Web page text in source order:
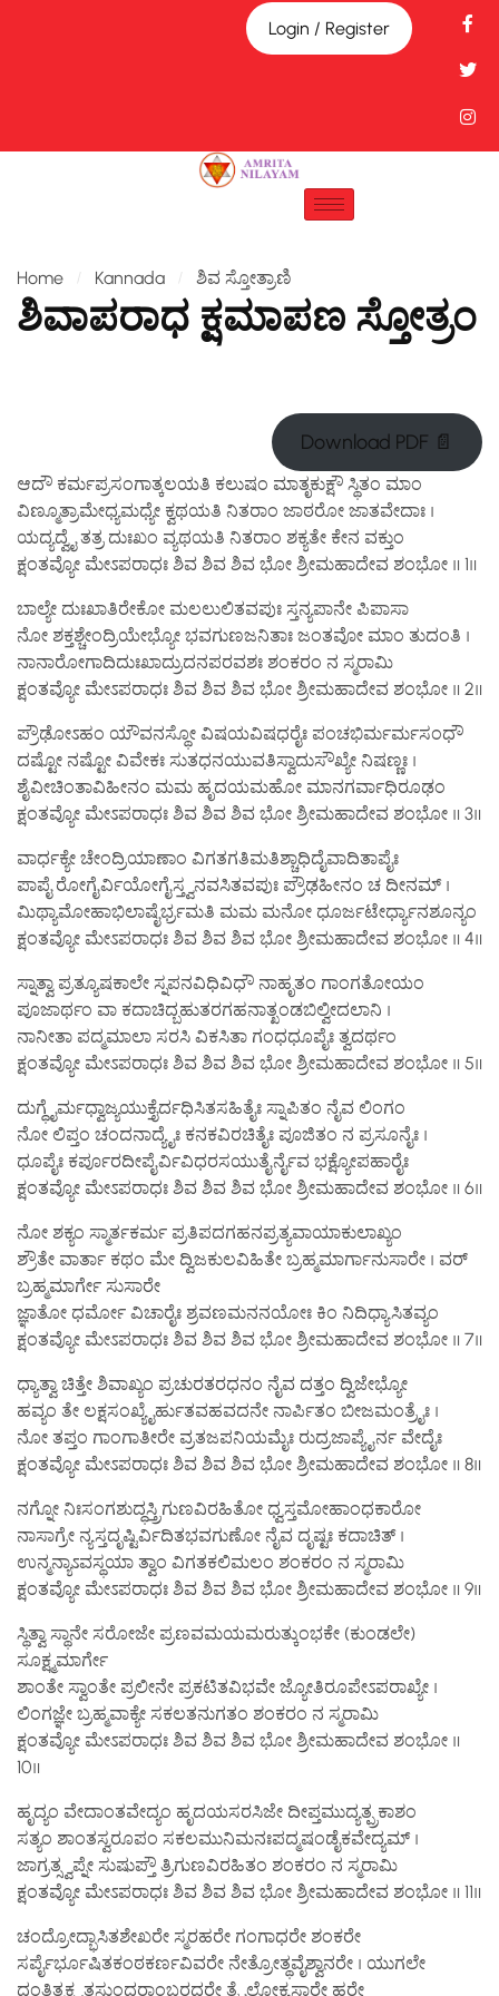
Login / Register
Home Kannada ಶಿವ ಸ್ತೋತ್ರಾಣಿ
ಶಿವಾಪರಾಧ ಕ್ಷಮಾಪಣ ಸ್ತೋತ್ರಂ
Download PDF 📄
ಆದೌ ಕರ್ಮಪ್ರಸಂಗಾತ್ಕಲಯತಿ ಕಲುಷಂ ಮಾತೃಕುಕ್ಷೌ ಸ್ಥಿತಂ ಮಾಂ
ವಿಣ್ಮೂತ್ರಾಮೇಧ್ಯಮಧ್ಯೇ ಕ್ವಥಯತಿ ನಿತರಾಂ ಜಾಠರೋ ಜಾತವೇದಾಃ ।
ಯದ್ಯದ್ವೈ ತತ್ರ ದುಃಖಂ ವ್ಯಥಯತಿ ನಿತರಾಂ ಶಕ್ಯತೇ ಕೇನ ವಕ್ತುಂ
ಕ್ಷಂತವ್ಯೋ ಮೇಽಪರಾಧಃ ಶಿವ ಶಿವ ಶಿವ ಭೋ ಶ್ರೀಮಹಾದೇವ ಶಂಭೋ ॥ 1॥
ಬಾಲ್ಯೇ ದುಃಖಾತಿರೇಕೋ ಮಲಲುಲಿತವಪುಃ ಸ್ತನ್ಯಪಾನೇ ಪಿಪಾಸಾ
ನೋ ಶಕ್ತಶ್ಚೇಂದ್ರಿಯೇಭ್ಯೋ ಭವಗುಣಜನಿತಾಃ ಜಂತವೋ ಮಾಂ ತುದಂತಿ ।
ನಾನಾರೋಗಾದಿದುಃಖಾದ್ರುದನಪರವಶಃ ಶಂಕರಂ ನ ಸ್ಮರಾಮಿ
ಕ್ಷಂತವ್ಯೋ ಮೇಽಪರಾಧಃ ಶಿವ ಶಿವ ಶಿವ ಭೋ ಶ್ರೀಮಹಾದೇವ ಶಂಭೋ ॥ 2॥
ಪ್ರೌಢೋಽಹಂ ಯೌವನಸ್ಥೋ ವಿಷಯವಿಷಧರೈಃ ಪಂಚಭಿರ್ಮರ್ಮಸಂಧೌ
ದಷ್ಟೋ ನಷ್ಟೋ ವಿವೇಕಃ ಸುತಧನಯುವತಿಸ್ವಾದುಸೌಖ್ಯೇ ನಿಷಣ್ಣಃ ।
ಶೈವೀಚಿಂತಾವಿಹೀನಂ ಮಮ ಹೃದಯಮಹೋ ಮಾನಗರ್ವಾಧಿರೂಢಂ
ಕ್ಷಂತವ್ಯೋ ಮೇಽಪರಾಧಃ ಶಿವ ಶಿವ ಶಿವ ಭೋ ಶ್ರೀಮಹಾದೇವ ಶಂಭೋ ॥ 3॥
ವಾರ್ಧಕ್ಯೇ ಚೇಂದ್ರಿಯಾಣಾಂ ವಿಗತಗತಿಮತಿಶ್ಚಾಧಿದೈವಾದಿತಾಪೈಃ
ಪಾಪೈ ರೋಗೈರ್ವಿಯೋಗೈಸ್ತ್ವನವಸಿತವಪುಃ ಪ್ರೌಢಹೀನಂ ಚ ದೀನಮ್ ।
ಮಿಥ್ಯಾಮೋಹಾಭಿಲಾಷೈರ್ಭ್ರಮತಿ ಮಮ ಮನೋ ಧೂರ್ಜಟೇರ್ಧ್ಯಾನಶೂನ್ಯಂ
ಕ್ಷಂತವ್ಯೋ ಮೇಽಪರಾಧಃ ಶಿವ ಶಿವ ಶಿವ ಭೋ ಶ್ರೀಮಹಾದೇವ ಶಂಭೋ ॥ 4॥
ಸ್ನಾತ್ವಾ ಪ್ರತ್ಯೂಷಕಾಲೇ ಸ್ನಪನವಿಧಿವಿಧೌ ನಾಹೃತಂ ಗಾಂಗತೋಯಂ
ಪೂಜಾರ್ಥಂ ವಾ ಕದಾಚಿದ್ಬಹುತರಗಹನಾತ್ಖಂಡಬಿಲ್ವೀದಲಾನಿ ।
ನಾನೀತಾ ಪದ್ಮಮಾಲಾ ಸರಸಿ ವಿಕಸಿತಾ ಗಂಧಧೂಪೈಃ ತ್ವದರ್ಥಂ
ಕ್ಷಂತವ್ಯೋ ಮೇಽಪರಾಧಃ ಶಿವ ಶಿವ ಶಿವ ಭೋ ಶ್ರೀಮಹಾದೇವ ಶಂಭೋ ॥ 5॥
ದುಗ್ಧೈರ್ಮಧ್ವಾಜ್ಯಯುಕ್ತೈರ್ದಧಿಸಿತಸಹಿತೈಃ ಸ್ನಾಪಿತಂ ನೈವ ಲಿಂಗಂ
ನೋ ಲಿಪ್ತಂ ಚಂದನಾದ್ಯೈಃ ಕನಕವಿರಚಿತೈಃ ಪೂಜಿತಂ ನ ಪ್ರಸೂನೈಃ ।
ಧೂಪೈಃ ಕರ್ಪೂರದೀಪೈರ್ವಿವಿಧರಸಯುತೈರ್ನೈವ ಭಕ್ಷ್ಯೋಪಹಾರೈಃ
ಕ್ಷಂತವ್ಯೋ ಮೇಽಪರಾಧಃ ಶಿವ ಶಿವ ಶಿವ ಭೋ ಶ್ರೀಮಹಾದೇವ ಶಂಭೋ ॥ 6॥
ನೋ ಶಕ್ಯಂ ಸ್ಮಾರ್ತಕರ್ಮ ಪ್ರತಿಪದಗಹನಪ್ರತ್ಯವಾಯಾಕುಲಾಖ್ಯಂ
ಶ್ರೌತೇ ವಾರ್ತಾ ಕಥಂ ಮೇ ದ್ವಿಜಕುಲವಿಹಿತೇ ಬ್ರಹ್ಮಮಾರ್ಗಾನುಸಾರೇ । ವರ್
ಬ್ರಹ್ಮಮಾರ್ಗೇ ಸುಸಾರೇ
ಜ್ಞಾತೋ ಧರ್ಮೋ ವಿಚಾರೈಃ ಶ್ರವಣಮನನಯೋಃ ಕಿಂ ನಿದಿಧ್ಯಾಸಿತವ್ಯಂ
ಕ್ಷಂತವ್ಯೋ ಮೇಽಪರಾಧಃ ಶಿವ ಶಿವ ಶಿವ ಭೋ ಶ್ರೀಮಹಾದೇವ ಶಂಭೋ ॥ 7॥
ಧ್ಯಾತ್ವಾ ಚಿತ್ತೇ ಶಿವಾಖ್ಯಂ ಪ್ರಚುರತರಧನಂ ನೈವ ದತ್ತಂ ದ್ವಿಜೇಭ್ಯೋ
ಹವ್ಯಂ ತೇ ಲಕ್ಷಸಂಖ್ಯೈರ್ಹುತವಹವದನೇ ನಾರ್ಪಿತಂ ಬೀಜಮಂತ್ರೈಃ ।
ನೋ ತಪ್ತಂ ಗಾಂಗಾತೀರೇ ವ್ರತಜಪನಿಯಮೈಃ ರುದ್ರಜಾಪ್ಯೈರ್ನ ವೇದೈಃ
ಕ್ಷಂತವ್ಯೋ ಮೇಽಪರಾಧಃ ಶಿವ ಶಿವ ಶಿವ ಭೋ ಶ್ರೀಮಹಾದೇವ ಶಂಭೋ ॥ 8॥
ನಗ್ನೋ ನಿಃಸಂಗಶುದ್ಧಸ್ತ್ರಿಗುಣವಿರಹಿತೋ ಧ್ವಸ್ತಮೋಹಾಂಧಕಾರೋ
ನಾಸಾಗ್ರೇ ನ್ಯಸ್ತದೃಷ್ಟಿರ್ವಿದಿತಭವಗುಣೋ ನೈವ ದೃಷ್ಟಃ ಕದಾಚಿತ್ ।
ಉನ್ಮನ್ಯಾಽವಸ್ಥಯಾ ತ್ವಾಂ ವಿಗತಕಲಿಮಲಂ ಶಂಕರಂ ನ ಸ್ಮರಾಮಿ
ಕ್ಷಂತವ್ಯೋ ಮೇಽಪರಾಧಃ ಶಿವ ಶಿವ ಶಿವ ಭೋ ಶ್ರೀಮಹಾದೇವ ಶಂಭೋ ॥ 9॥
ಸ್ಥಿತ್ವಾ ಸ್ಥಾನೇ ಸರೋಜೇ ಪ್ರಣವಮಯಮರುತ್ಕುಂಭಕೇ (ಕುಂಡಲೇ)
ಸೂಕ್ಷ್ಮಮಾರ್ಗೇ
ಶಾಂತೇ ಸ್ವಾಂತೇ ಪ್ರಲೀನೇ ಪ್ರಕಟಿತವಿಭವೇ ಜ್ಯೋತಿರೂಪೇಽಪರಾಖ್ಯೇ ।
ಲಿಂಗಜ್ಞೇ ಬ್ರಹ್ಮವಾಕ್ಯೇ ಸಕಲತನುಗತಂ ಶಂಕರಂ ನ ಸ್ಮರಾಮಿ
ಕ್ಷಂತವ್ಯೋ ಮೇಽಪರಾಧಃ ಶಿವ ಶಿವ ಶಿವ ಭೋ ಶ್ರೀಮಹಾದೇವ ಶಂಭೋ ॥
10॥
ಹೃದ್ಯಂ ವೇದಾಂತವೇದ್ಯಂ ಹೃದಯಸರಸಿಜೇ ದೀಪ್ತಮುದ್ಯತ್ಪ್ರಕಾಶಂ
ಸತ್ಯಂ ಶಾಂತಸ್ವರೂಪಂ ಸಕಲಮುನಿಮನಃಪದ್ಮಷಂಡೈಕವೇದ್ಯಮ್ ।
ಜಾಗ್ರತ್ಸ್ವಪ್ನೇ ಸುಷುಪ್ತೌ ತ್ರಿಗುಣವಿರಹಿತಂ ಶಂಕರಂ ನ ಸ್ಮರಾಮಿ
ಕ್ಷಂತವ್ಯೋ ಮೇಽಪರಾಧಃ ಶಿವ ಶಿವ ಶಿವ ಭೋ ಶ್ರೀಮಹಾದೇವ ಶಂಭೋ ॥ 11॥
ಚಂದ್ರೋದ್ಭಾಸಿತಶೇಖರೇ ಸ್ಮರಹರೇ ಗಂಗಾಧರೇ ಶಂಕರೇ
ಸರ್ಪೈರ್ಭೂಷಿತಕಂಠಕರ್ಣವಿವರೇ ನೇತ್ರೋತ್ಥವೈಶ್ವಾನರೇ । ಯುಗಲೇ
ದಂತಿತ್ವಕ್ಕೃತಸುಂದರಾಂಬರಧರೇ ತ್ರೈಲೋಕ್ಯಸಾರೇ ಹರೇ